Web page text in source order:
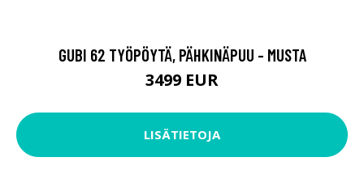
GUBI 62 TYÖPÖYTÄ, PÄHKINÄPUU - MUSTA
3499 EUR
LISÄTIETOJA